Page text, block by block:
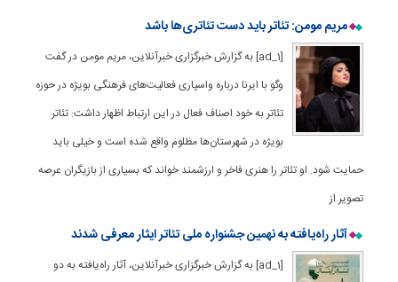
مریم مومن: تئاتر باید دست تئاتری‌ها باشد
[ad_1] به گزارش خبرگزاری خبرآنلاین، مریم مومن در گفت
وگو با ایرنا درباره واسپاری فعالیت‌های فرهنگی بویژه در حوزه
تئاتر به خود اصناف فعال در این ارتباط اظهار داشت: تئاتر
بویژه در شهرستان‌ها مظلوم واقع شده است و خیلی باید
حمایت شود. او تئاتر را هنری فاخر و ارزشمند خواند که بسیاری از بازیگران عرصه
تصویر از
آثار راه‌یافته به نهمین جشنواره ملی تئاتر ایثار معرفی شدند
[ad_1] به گزارش خبرگزاری خبرآنلاین، آثار راه‌یافته به دو